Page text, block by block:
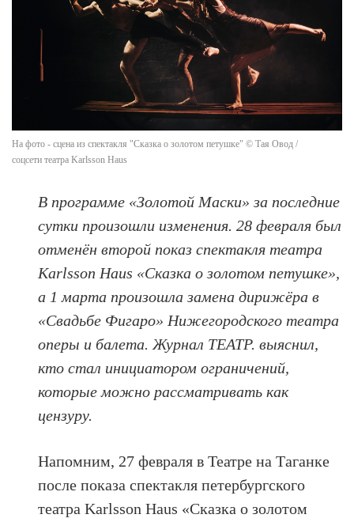
На фото - сцена из спектакля "Сказка о золотом петушке" © Тая Овод /
соцсети театра Karlsson Haus
В программе «Золотой Маски» за последние
сутки произошли изменения. 28 февраля был
отменён второй показ спектакля театра
Karlsson Haus «Сказка о золотом петушке»,
а 1 марта произошла замена дирижёра в
«Свадьбе Фигаро» Нижегородского театра
оперы и балета. Журнал ТЕАТР. выяснил,
кто стал инициатором ограничений,
которые можно рассматривать как
цензуру.
Напомним, 27 февраля в Театре на Таганке
после показа спектакля петербургского
театра Karlsson Haus «Сказка о золотом